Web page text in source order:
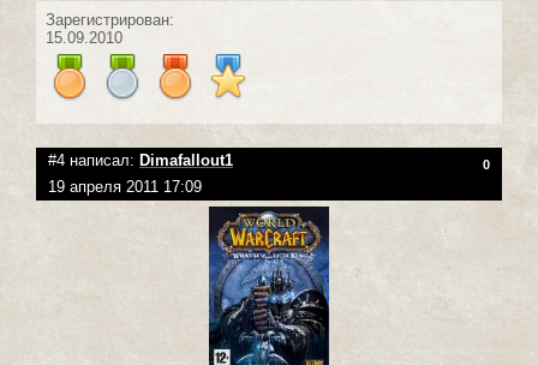
Зарегистрирован:
15.09.2010
#4 написал: Dimafallout1 0
19 апреля 2011 17:09